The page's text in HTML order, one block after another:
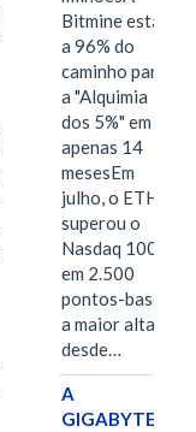
Bitmine está
a 96% do
caminho para
a "Alquimia
dos 5%" em
apenas 14
mesesEm
julho, o ETH
superou o
Nasdaq 100
em 2.500
pontos-base,
a maior alta
desde…
A
GIGABYTE